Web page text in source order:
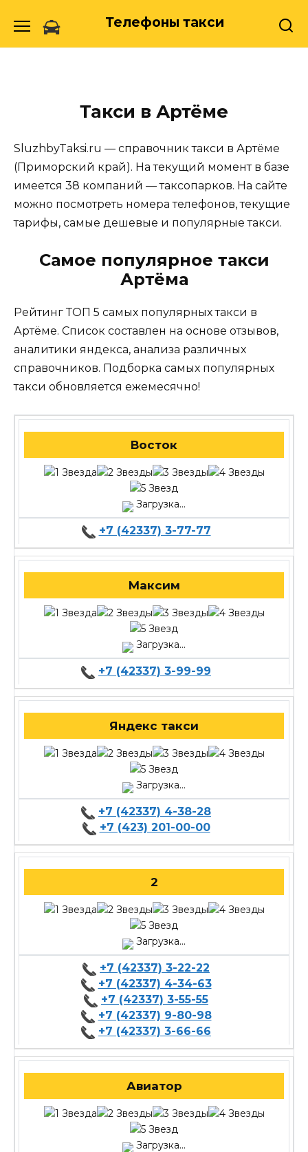
Телефоны такси
Такси в Артёме
SluzhbyTaksi.ru — справочник такси в Артёме
(Приморский край). На текущий момент в базе
имеется 38 компаний — таксопарков. На сайте
можно посмотреть номера телефонов, текущие
тарифы, самые дешевые и популярные такси.
Самое популярное такси
Артёма
Рейтинг ТОП 5 самых популярных такси в
Артёме. Список составлен на основе отзывов,
аналитики яндекса, анализа различных
справочников. Подборка самых популярных
такси обновляется ежемесячно!
Восток
Загрузка...
+7 (42337) 3-77-77
Максим
Загрузка...
+7 (42337) 3-99-99
Яндекс такси
Загрузка...
+7 (42337) 4-38-28
+7 (423) 201-00-00
2
Загрузка...
+7 (42337) 3-22-22
+7 (42337) 4-34-63
+7 (42337) 3-55-55
+7 (42337) 9-80-98
+7 (42337) 3-66-66
Авиатор
Загрузка...